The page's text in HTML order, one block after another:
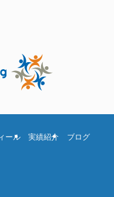
ール
実績紹介 ブログ